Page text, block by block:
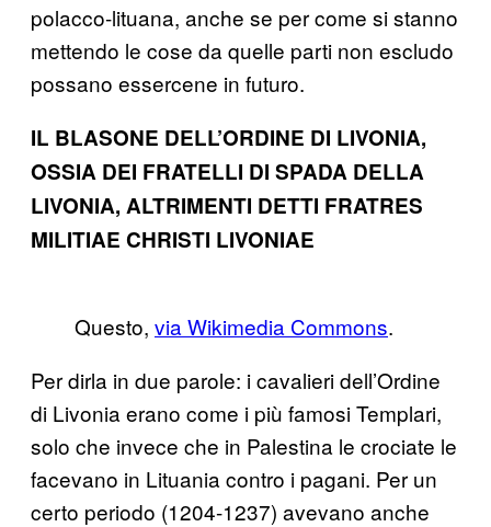
polacco-lituana, anche se per come si stanno
mettendo le cose da quelle parti non escludo
possano essercene in futuro.
IL BLASONE DELL’ORDINE DI LIVONIA,
OSSIA DEI FRATELLI DI SPADA DELLA
LIVONIA, ALTRIMENTI DETTI FRATRES
MILITIAE CHRISTI LIVONIAE
Questo, via Wikimedia Commons.
Per dirla in due parole: i cavalieri dell’Ordine
di Livonia erano come i più famosi Templari,
solo che invece che in Palestina le crociate le
facevano in Lituania contro i pagani. Per un
certo periodo (1204-1237) avevano anche